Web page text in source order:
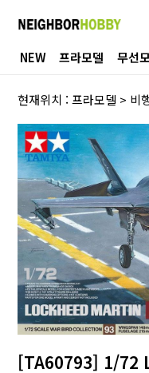
NEW 프라모델 무선
현재위치 :프라모델 > 비
[TA60793] 1/